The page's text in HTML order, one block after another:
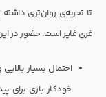
تا تجربه‌ی روان‌تری
فری فایر است. حضور در
احتمال بسیار
خودکار بازی برای